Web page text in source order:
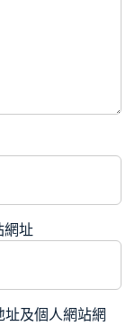
網址
及個人網站網